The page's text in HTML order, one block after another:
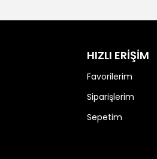
HIZLI ERİŞİM
Favorilerim
Siparişlerim
Sepetim